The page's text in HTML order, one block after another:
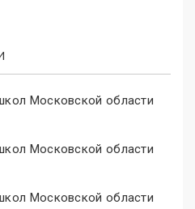
Московской области
Московской области
Московской области